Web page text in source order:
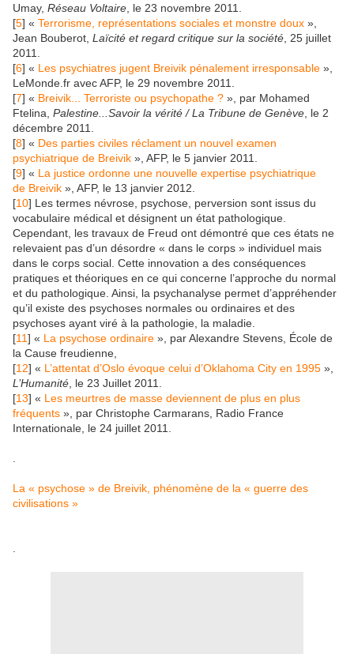
Umay, Réseau Voltaire , le 23 novembre 2011.
[5] « Terrorisme, représentations sociales et monstre doux »,
Jean Bouberot, Laïcité et regard critique sur la société , 25 juillet
2011.
[6] « Les psychiatres jugent Breivik pénalement irresponsable »,
LeMonde.fr avec AFP, le 29 novembre 2011.
[7] « Breivik... Terroriste ou psychopathe ? », par Mohamed
Ftelina, Palestine...Savoir la vérité / La Tribune de Genève , le 2
décembre 2011.
[8] « Des parties civiles réclament un nouvel examen
psychiatrique de Breivik », AFP, le 5 janvier 2011.
[9] « La justice ordonne une nouvelle expertise psychiatrique
de Breivik », AFP, le 13 janvier 2012.
[10] Les termes névrose, psychose, perversion sont issus du
vocabulaire médical et désignent un état pathologique.
Cependant, les travaux de Freud ont démontré que ces états ne
relevaient pas d’un désordre « dans le corps » individuel mais
dans le corps social. Cette innovation a des conséquences
pratiques et théoriques en ce qui concerne l’approche du normal
et du pathologique. Ainsi, la psychanalyse permet d’appréhender
qu’il existe des psychoses normales ou ordinaires et des
psychoses ayant viré à la pathologie, la maladie.
[11] « La psychose ordinaire », par Alexandre Stevens, École de
la Cause freudienne,
[12] « L’attentat d’Oslo évoque celui d’Oklahoma City en 1995 »,
L’Humanité , le 23 Juillet 2011.
[13] « Les meurtres de masse deviennent de plus en plus
fréquents », par Christophe Carmarans, Radio France
Internationale, le 24 juillet 2011.
La « psychose » de Breivik, phénomène de la « guerre des
civilisations »